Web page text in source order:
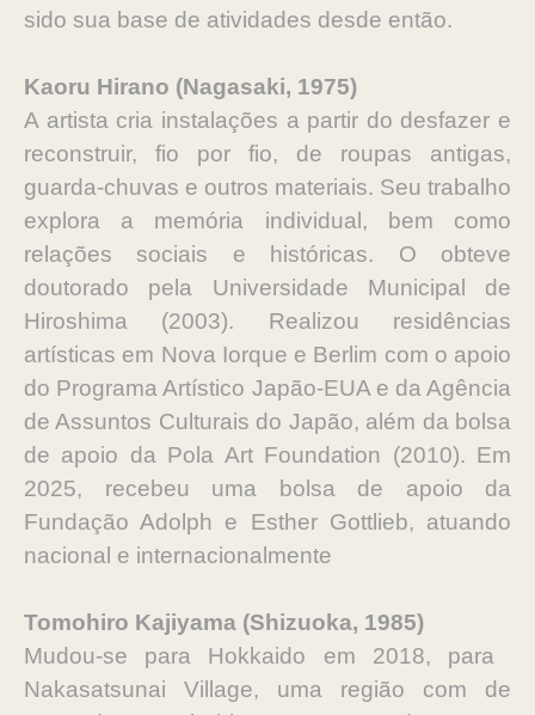
sido sua base de atividades desde então.
Kaoru Hirano (Nagasaki, 1975)
A artista cria instalações a partir do desfazer e
reconstruir, fio por fio, de roupas antigas,
guarda-chuvas e outros materiais. Seu trabalho
explora a memória individual, bem como
relações sociais e históricas. O obteve
doutorado pela Universidade Municipal de
Hiroshima (2003). Realizou residências
artísticas em Nova Iorque e Berlim com o apoio
do Programa Artístico Japão-EUA e da Agência
de Assuntos Culturais do Japão, além da bolsa
de apoio da Pola Art Foundation (2010). Em
2025, recebeu uma bolsa de apoio da
Fundação Adolph e Esther Gottlieb, atuando
nacional e internacionalmente
Tomohiro Kajiyama (Shizuoka, 1985)
Mudou-se para Hokkaido em 2018, para ​
Nakasatsunai Village, uma região com ​de